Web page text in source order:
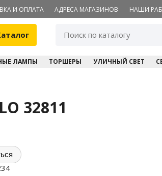
И ОПЛАТА АДРЕСА МАГАЗИНОВ НАШИ
ЛАМПЫ ТОРШЕРЫ УЛИЧНЫЙ СВЕТ
32811